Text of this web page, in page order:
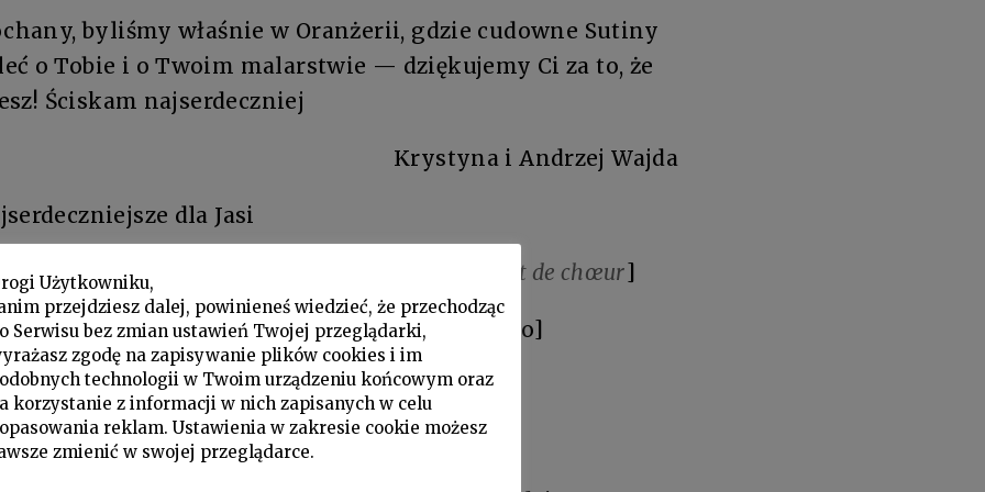
byliśmy właśnie w Oranżerii, gdzie cudowne Sutiny
o Tobie i o Twoim malarstwie — dziękujemy Ci za to, że
Ściskam najserdeczniej
Krystyna i Andrzej Wajda
dla Jasi
z reprodukcją obrazu Chaima Soutine’a Enfant de chœur]
i Andrzej Wajda do Józefa Czapskiego]
Użytkowniku,
przejdziesz dalej, powinieneś wiedzieć, że przechodząc
Serwisu bez zmian ustawień Twojej przeglądarki,
zgodę na zapisywanie plików cookies i im
technologii w Twoim urządzeniu końcowym oraz
korzystanie z informacji w nich zapisanych w celu
reklam. Ustawienia w zakresie cookie możesz
zmienić w swojej przeglądarce.